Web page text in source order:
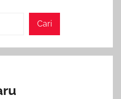
Cari